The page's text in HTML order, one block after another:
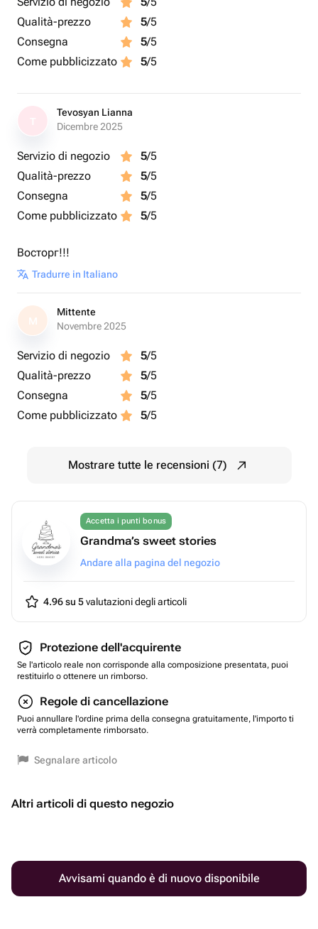
Qualità-prezzo
5/5
Consegna
5/5
Come pubblicizzato
5/5
Tevosyan Lianna
Dicembre 2025
Servizio di negozio 5/5
Qualità-prezzo
5/5
Consegna
5/5
Come pubblicizzato
5/5
Восторг!!!
Tradurre in Italiano
M
Mittente
Novembre 2025
Servizio di negozio 5/5
Qualità-prezzo
5/5
Consegna
5/5
Come pubblicizzato
5/5
Mostrare tutte le recensioni (7)
Accetta i punti bonus
Grandma’s sweet stories
Andare alla pagina del negozio
4.96 su 5valutazioni degli articoli
Protezione dell'acquirente
Se l'articolo reale non corrisponde alla composizione presentata, puoi
restituirlo o ottenere un rimborso.
Regole di cancellazione
Puoi annullare l'ordine prima della consegna gratuitamente, l'importo ti
verrà completamente rimborsato.
Segnalare articolo
Altri articoli di questo negozio
Avvisami quando è di nuovo disponibile